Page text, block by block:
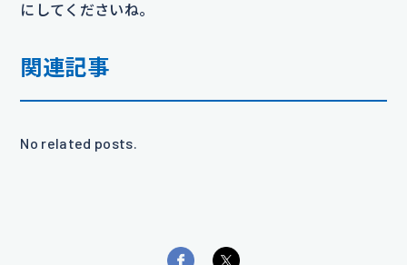
にしてくださいね。
関連記事
No related posts.